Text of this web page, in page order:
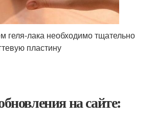
геля-лака необходимо тщательно
пластину
на сайте: